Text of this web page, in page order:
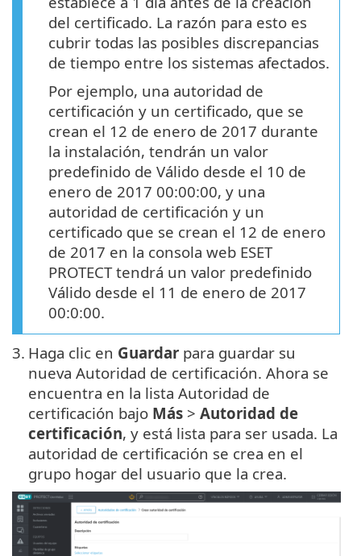
del certificado. La razón para esto es
cubrir todas las posibles discrepancias
de tiempo entre los sistemas afectados.
Por ejemplo, una autoridad de
certificación y un certificado, que se
crean el 12 de enero de 2017 durante
la instalación, tendrán un valor
predefinido de Válido desde el 10 de
enero de 2017 00:00:00, y una
autoridad de certificación y un
certificado que se crean el 12 de enero
de 2017 en la consola web ESET
PROTECT tendrá un valor predefinido
Válido desde el 11 de enero de 2017
00:0:00.
3. Haga clic en Guardar para guardar su
nueva Autoridad de certificación. Ahora se
encuentra en la lista Autoridad de
certificación bajo Más > Autoridad de
certificación, y está lista para ser usada. La
autoridad de certificación se crea en el
grupo hogar del usuario que la crea.